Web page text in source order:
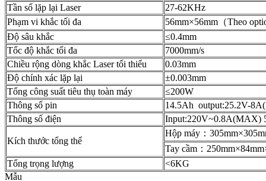
Tần số lặp lại Laser
27-62KHz
Phạm vi khắc tối đa
56mm×56mm（Theo
Độ sâu khắc
≤0.4mm
Tốc độ khắc tối đa
7000mm/s
Chiều rộng dòng khắc Laser tối thiểu
0.03mm
Độ chính xác lặp lại
±0.003mm
Tổng công suất tiêu thụ toàn máy
≤200W
Thông số pin
14.5Ah output:25.2V-
Thông số điện
Input:220V~0.8A(MAX)
Kích thước tổng thể
Hộp máy：
Tay cầm：
Tổng trọng lượng
<6KG
Mẫu